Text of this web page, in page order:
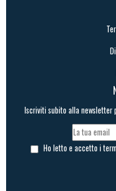
Iscriviti subito alla newsletter
Ho letto e accetto i